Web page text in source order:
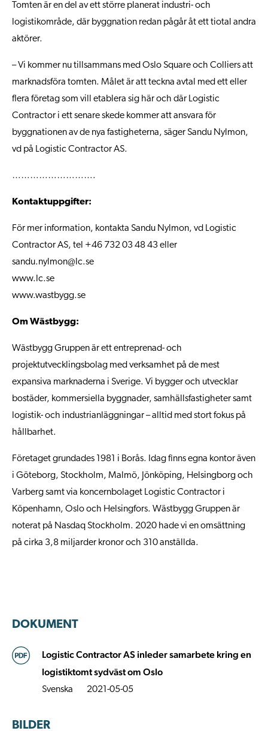
Tomten är en del av ett större planerat industri- och
logistikområde, där byggnation redan pågår åt ett tiotal andra
aktörer.
– Vi kommer nu tillsammans med Oslo Square och Colliers att
marknadsföra tomten. Målet är att teckna avtal med ett eller
flera företag som vill etablera sig här och där Logistic
Contractor i ett senare skede kommer att ansvara för
byggnationen av de nya fastigheterna, säger Sandu Nylmon,
vd på Logistic Contractor AS.
……………………….
Kontaktuppgifter:
För mer information, kontakta Sandu Nylmon, vd Logistic
Contractor AS, tel +46 732 03 48 43 eller
sandu.nylmon@lc.se
www.lc.se
www.wastbygg.se
Om Wästbygg:
Wästbygg Gruppen är ett entreprenad- och
projektutvecklingsbolag med verksamhet på de mest
expansiva marknaderna i Sverige. Vi bygger och utvecklar
bostäder, kommersiella byggnader, samhällsfastigheter samt
logistik- och industrianläggningar – alltid med stort fokus på
hållbarhet.
Företaget grundades 1981 i Borås. Idag finns egna kontor även
i Göteborg, Stockholm, Malmö, Jönköping, Helsingborg och
Varberg samt via koncernbolaget Logistic Contractor i
Köpenhamn, Oslo och Helsingfors. Wästbygg Gruppen är
noterat på Nasdaq Stockholm. 2020 hade vi en omsättning
på cirka 3,8 miljarder kronor och 310 anställda.
DOKUMENT
Logistic Contractor AS inleder samarbete kring en
logistiktomt sydväst om Oslo
Svenska 2021-05-05
BILDER